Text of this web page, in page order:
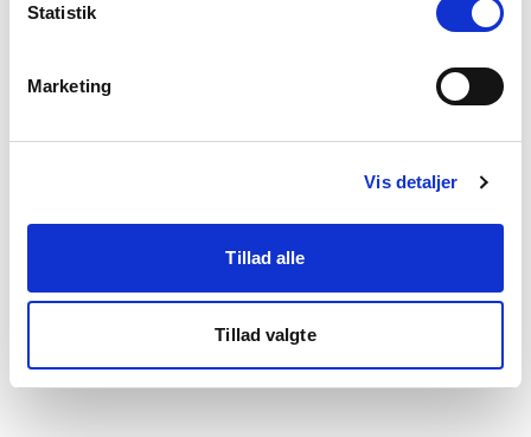
Statistik
Marketing
Vis detaljer
Tillad alle
Tillad valgte